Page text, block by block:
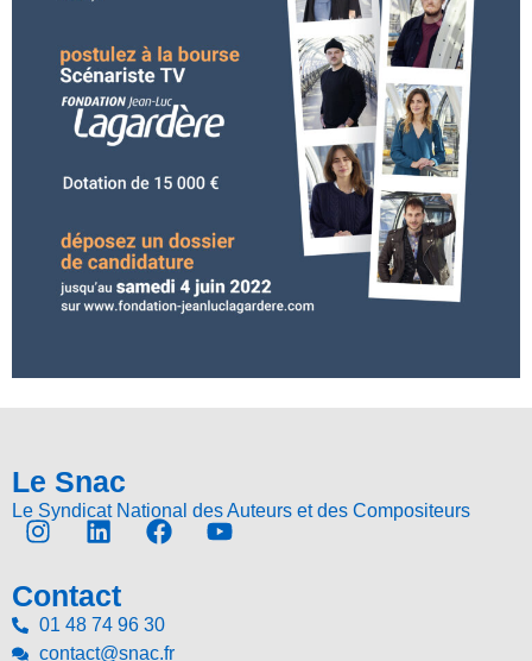
Le Snac
Le Syndicat National des Auteurs et des Compositeurs
Contact
01 48 74 96 30
contact@snac.fr